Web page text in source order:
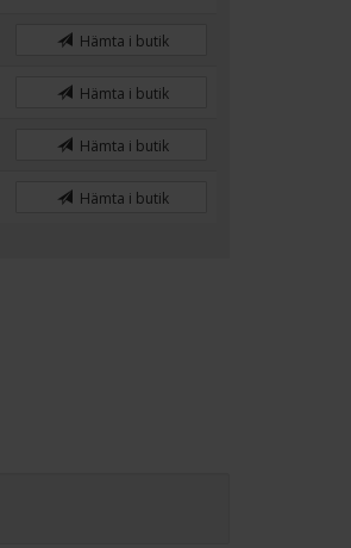
Hämta i butik
Hämta i butik
Hämta i butik
Hämta i butik